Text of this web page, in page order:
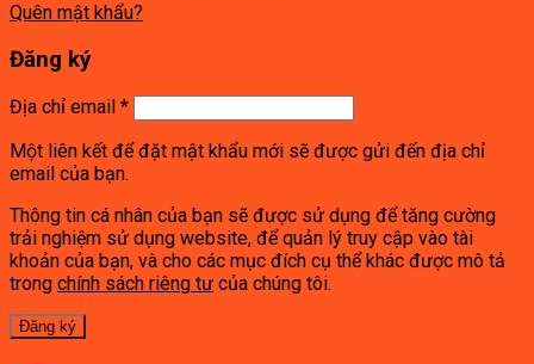
Quên mật khẩu?
Đăng ký
Địa chỉ email *
Một liên kết để đặt mật khẩu mới sẽ được gửi đến địa chỉ
email của bạn.
Thông tin cá nhân của bạn sẽ được sử dụng để tăng cường
trải nghiệm sử dụng website, để quản lý truy cập vào tài
khoản của bạn, và cho các mục đích cụ thể khác được mô tả
trong chính sách riêng tư của chúng tôi.
Đăng ký